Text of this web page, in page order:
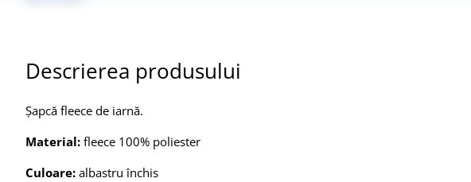
Descrierea produsului
Șapcă fleece de iarnă.
Material: fleece 100% poliester
Culoare: albastru închis